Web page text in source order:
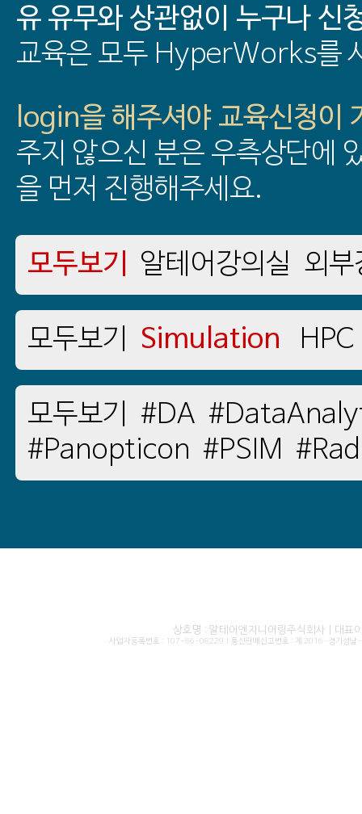
유 유무와 상관없이 누구나 신
교육은 모두 HyperWorks를
login을 해주셔야 교육신청이
주지 않으신 분은 우측상단에
을 먼저 진행해주세요.
모두보기 알테어강의실 외부
모두보기 Simulation HPC
모두보기 #DA
#Panopticon #PSIM
상호명 : 알테어엔지니어링주식회사 | 대표
사업자등록번호 : 107-86-08229 | 통신판매신고번호 : 제 2016-경기성